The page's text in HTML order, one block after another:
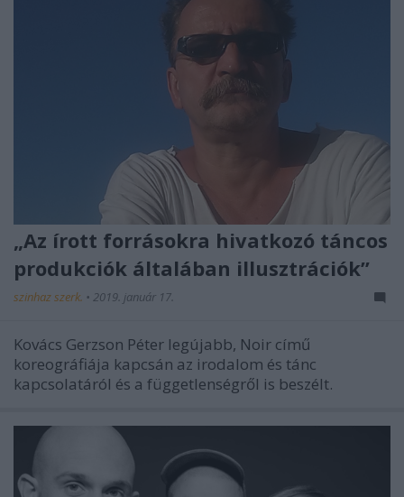
„Az írott forrásokra hivatkozó táncos
produkciók általában illusztrációk”
szinhaz szerk. • 2019. január 17.
Kovács Gerzson Péter legújabb, Noir című
koreográfiája kapcsán az irodalom és tánc
kapcsolatáról és a függetlenségről is beszélt.